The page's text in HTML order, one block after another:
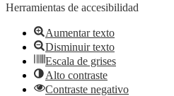
Herramientas de accesibilidad
Aumentar texto
Disminuir texto
Escala de grises
Alto contraste
Contraste negativo